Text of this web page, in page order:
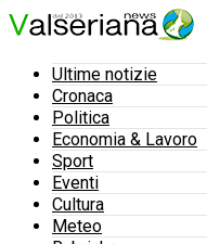
Ultime notizie
Cronaca
Politica
Economia & Lavoro
Sport
Eventi
Cultura
Meteo